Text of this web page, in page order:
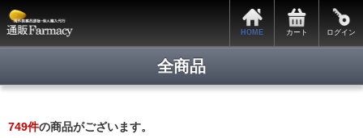
HOME カート ログイン
全商品
749件の商品がございます。